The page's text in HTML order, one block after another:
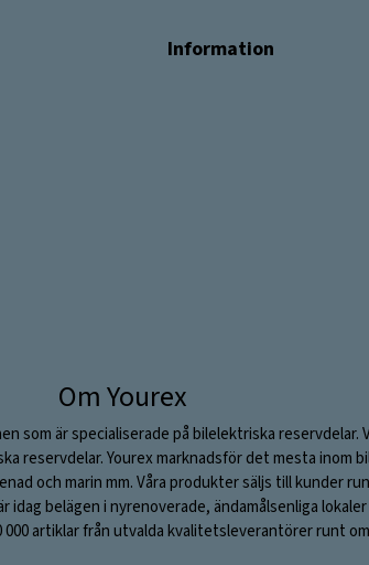
Information
Om Yourex
som är specialiserade på bilelektriska reservdelar.
reservdelar. Yourex marknadsför det mesta inom
och marin mm. Våra produkter säljs till kunder
belägen i nyrenoverade, ändamålsenliga lokaler
artiklar från utvalda kvalitetsleverantörer runt